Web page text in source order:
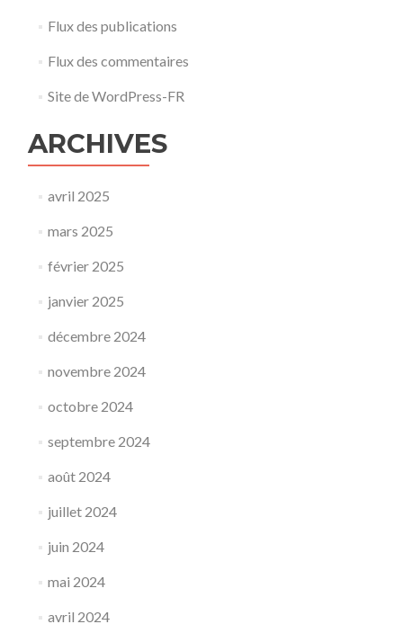
Flux des publications
Flux des commentaires
Site de WordPress-FR
ARCHIVES
avril 2025
mars 2025
février 2025
janvier 2025
décembre 2024
novembre 2024
octobre 2024
septembre 2024
août 2024
juillet 2024
juin 2024
mai 2024
avril 2024